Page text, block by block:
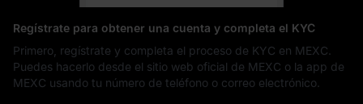
Regístrate para obtener una cuenta y completa el KYC
Primero, regístrate y completa el proceso de KYC en MEXC.
Puedes hacerlo desde el sitio web oficial de MEXC o la app de
MEXC usando tu número de teléfono o correo electrónico.